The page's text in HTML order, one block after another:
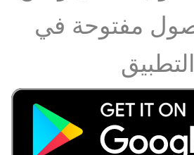
مفتوحة في
التطبيق